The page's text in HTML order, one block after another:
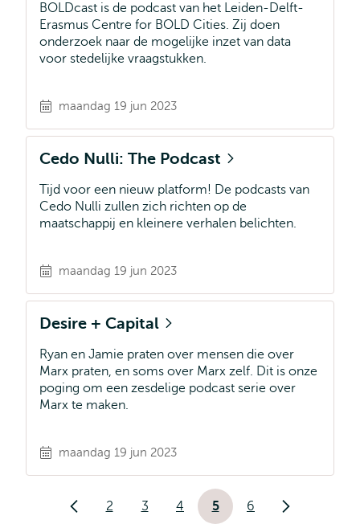
BOLDcast is de podcast van het Leiden-Delft-
Erasmus Centre for BOLD Cities. Zij doen
onderzoek naar de mogelijke inzet van data
voor stedelijke vraagstukken.
maandag 19 jun 2023
Cedo Nulli: The Podcast
Tijd voor een nieuw platform! De podcasts van
Cedo Nulli zullen zich richten op de
maatschappij en kleinere verhalen belichten.
maandag 19 jun 2023
Desire + Capital
Ryan en Jamie praten over mensen die over
Marx praten, en soms over Marx zelf. Dit is onze
poging om een zesdelige podcast serie over
Marx te maken.
maandag 19 jun 2023
Paginering
VorigePagina
2
Pagina
3
Pagina
4
Huidige
5
Pagina
6
Volgende